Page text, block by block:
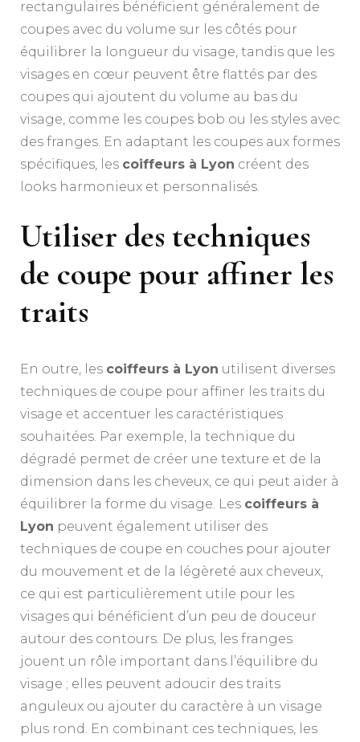
rectangulaires bénéficient généralement de
coupes avec du volume sur les côtés pour
équilibrer la longueur du visage, tandis que les
visages en cœur peuvent être flattés par des
coupes qui ajoutent du volume au bas du
visage, comme les coupes bob ou les styles avec
des franges. En adaptant les coupes aux formes
spécifiques, les coiffeurs à Lyon créent des
looks harmonieux et personnalisés.
Utiliser des techniques
de coupe pour affiner les
traits
En outre, les coiffeurs à Lyon utilisent diverses
techniques de coupe pour affiner les traits du
visage et accentuer les caractéristiques
souhaitées. Par exemple, la technique du
dégradé permet de créer une texture et de la
dimension dans les cheveux, ce qui peut aider à
équilibrer la forme du visage. Les coiffeurs à
Lyon peuvent également utiliser des
techniques de coupe en couches pour ajouter
du mouvement et de la légèreté aux cheveux,
ce qui est particulièrement utile pour les
visages qui bénéficient d’un peu de douceur
autour des contours. De plus, les franges
jouent un rôle important dans l’équilibre du
visage ; elles peuvent adoucir des traits
anguleux ou ajouter du caractère à un visage
plus rond. En combinant ces techniques, les